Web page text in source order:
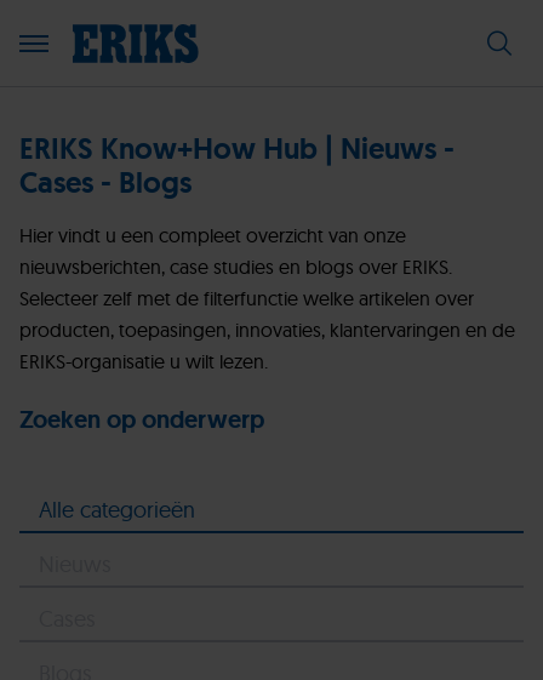
ERIKS Know+How Hub | Nieuws -
Cases - Blogs
Hier vindt u een compleet overzicht van onze
nieuwsberichten, case studies en blogs over ERIKS.
Selecteer zelf met de filterfunctie welke artikelen over
producten, toepasingen, innovaties, klantervaringen en de
ERIKS-organisatie u wilt lezen.
Zoeken op onderwerp
Alle categorieën